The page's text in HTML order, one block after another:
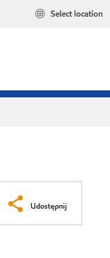
Select location
Udostępnij